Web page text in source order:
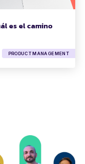
es el camino
PRODUCT MANAGEMENT